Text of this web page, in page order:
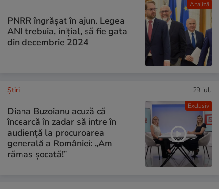
Analiză
PNRR îngrășat în ajun. Legea
ANI trebuia, inițial, să fie gata
din decembrie 2024
Exclusiv
Ştiri 29 iul.
Diana Buzoianu acuză că
încearcă în zadar să intre în
audiență la procuroarea
generală a României: „Am
rămas șocată!”